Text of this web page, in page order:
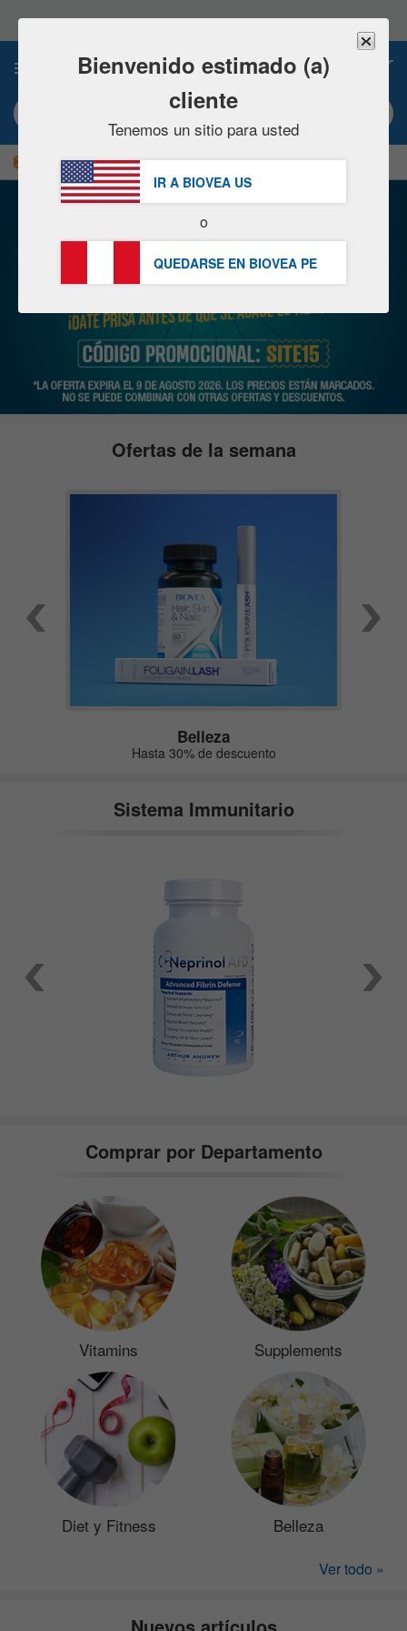
este
sitio
incluye
sistema
de Búsqueda por palabra clave o nº artículo
¡AHORRE UN 15 % AHORA! | GRATUITAEntrega S/234.00 »
Ofertas de la semana
Belleza
Hasta 30% de descuento
Sistema Immunitario
Comprar por Departamento
Vitamins Supplements
Diet y Fitness Belleza
Ver todo »
Bienvenido estimado (a)
cliente
Tenemos un sitio para usted
IR A BIOVEA US
o
QUEDARSE EN BIOVEA PE